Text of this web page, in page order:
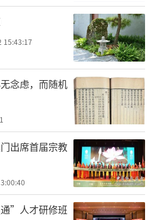
15:43:17
念虑，而随机
出席首届宗教
”人才研修班